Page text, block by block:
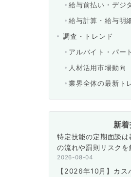
給与前払い・デジ
給与計算・給与明
調査・トレンド
アルバイト・パー
人材活用市場動向
業界全体の最新ト
新
特定技能の定期面談
の流れや罰則リスクを
2026-08-04
【2026年10月】カス